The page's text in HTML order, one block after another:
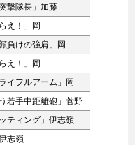
撃隊長」加藤
え！」岡
負けの強肩」岡
え！」岡
イフルアーム」岡
若手中距離砲」菅野
ティング」伊志嶺
志嶺